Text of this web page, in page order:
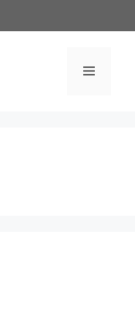
Menü